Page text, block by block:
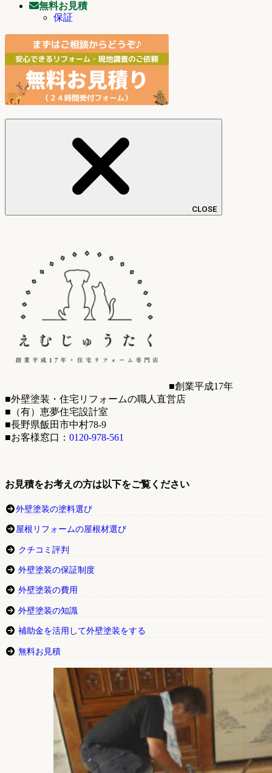
無料お見積
保証
CLOSE
■創業平成17年
■外壁塗装・住宅リフォームの職人直営店
■（有）恵夢住宅設計室
■長野県飯田市中村78-9
■お客様窓口： 0120-978-561
お見積をお考えの方は以下をご覧ください
外壁塗装の塗料選び
屋根リフォームの屋根材選び
クチコミ評判
外壁塗装の保証制度
外壁塗装の費用
外壁塗装の知識
補助金を活用して外壁塗装をする
無料お見積